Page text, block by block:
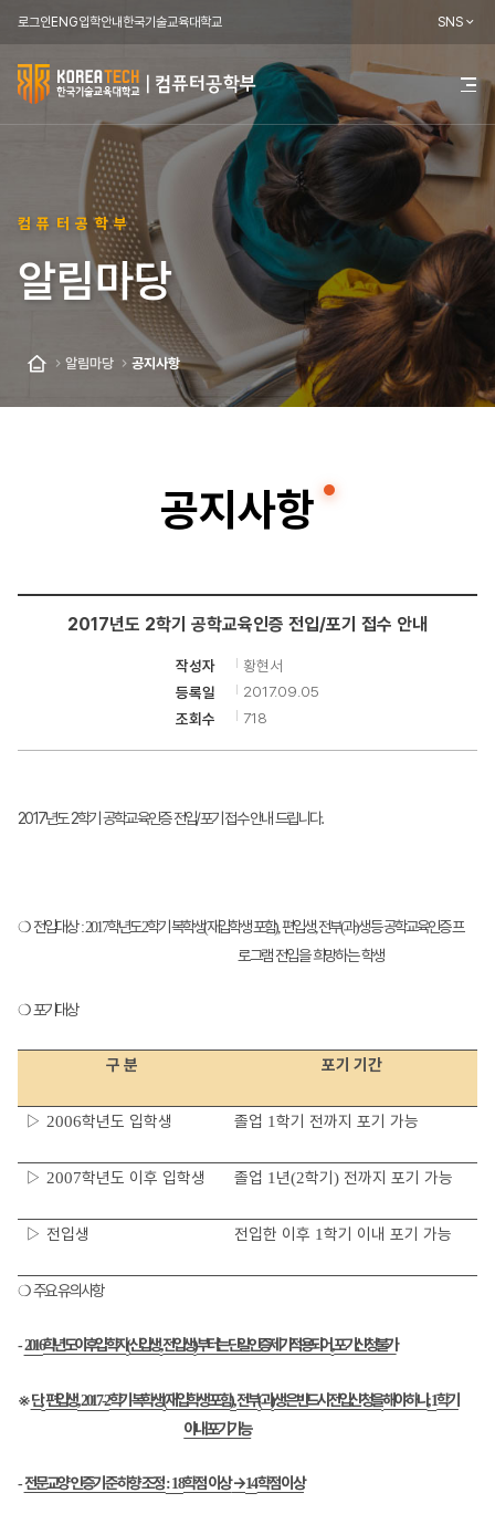
로그인ENG입학안내한국기술교육대학교 SNS
한
국
교
육
학
교
학
전
메
기
컴퓨터공학부
알림마당
알림마당 공지사항
공지사항
2017년도 2학기 공학교육인증 전입/포기 접수 안내
작성자
황현서
등록일
2017.09.05
조회수
718
2017년도 2학기 공학교육인증 전입/포기 접수 안내 드립니다.
❍전입대상:2017학년도2학기 복학생(재입학생 포함),편입생,전부(과)생 등 공학교육인증프
로그램 전입을 희망하는 학생
❍포기대상
구 분 포기 기간
▷ 2006학년도 입학생 졸업 1학기 전까지 포기 가능
▷ 2007학년도 이후 입학생 졸업 1년(2학기) 전까지 포기 가능
▷ 전입생 전입한 이후 1학기 이내 포기 가능
❍주요 유의사항
-2016학년도 이후 입학자(신입생,전입생)부터는 단일인증제가 적용되어,포기신청 불가
※단,편입생, 2017-2학기 복학생(재입학생 포함),전부(과)생은 반드시 전입신청을해야하나, 1학기
이내 포기 가능
-전문교양 인증기준 하향 조정: 18학점 이상→14학점 이상